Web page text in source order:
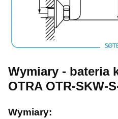
Wymiary - bateria
OTRA OTR-SKW-
Wymiary: